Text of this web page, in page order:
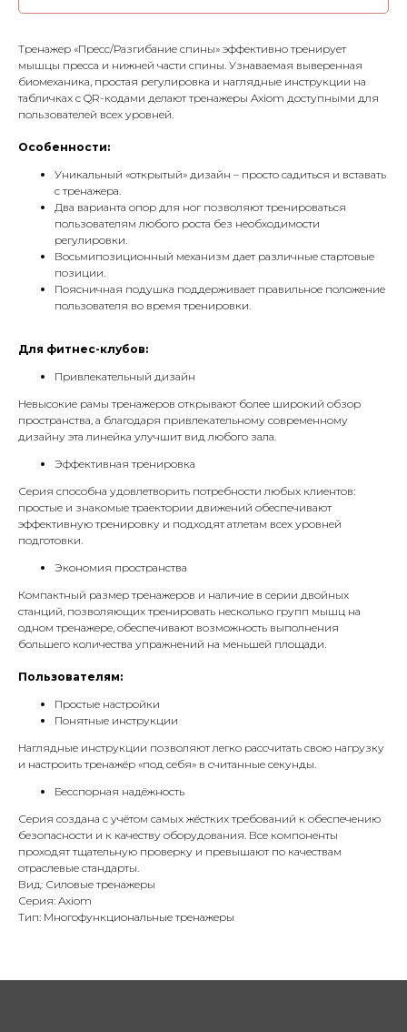
Тренажер «Пресс/Разгибание спины» эффективно тренирует
мышцы пресса и нижней части спины. Узнаваемая выверенная
биомеханика, простая регулировка и наглядные инструкции на
табличках с QR-кодами делают тренажеры Axiom доступными для
пользователей всех уровней.
Особенности:
Уникальный «открытый» дизайн – просто садиться и вставать
с тренажера.
Два варианта опор для ног позволяют тренироваться
пользователям любого роста без необходимости
регулировки.
Восьмипозиционный механизм дает различные стартовые
позиции.
Поясничная подушка поддерживает правильное положение
пользователя во время тренировки.
Для фитнес-клубов:
Привлекательный дизайн
Невысокие рамы тренажеров открывают более широкий обзор
пространства, а благодаря привлекательному современному
дизайну эта линейка улучшит вид любого зала.
Эффективная тренировка
Серия способна удовлетворить потребности любых клиентов:
простые и знакомые траектории движений обеспечивают
эффективную тренировку и подходят атлетам всех уровней
подготовки.
Экономия пространства
Компактный размер тренажеров и наличие в серии двойных
станций, позволяющих тренировать несколько групп мышц на
одном тренажере, обеспечивают возможность выполнения
большего количества упражнений на меньшей площади.
Пользователям:
Простые настройки
Понятные инструкции
Наглядные инструкции позволяют легко рассчитать свою нагрузку
и настроить тренажёр «под себя» в считанные секунды.
Бесспорная надёжность
Серия создана с учётом самых жёстких требований к обеспечению
безопасности и к качеству оборудования. Все компоненты
проходят тщательную проверку и превышают по качествам
отраслевые стандарты.
Вид: Силовые тренажеры
Серия: Axiom
Тип: Многофункциональные тренажеры